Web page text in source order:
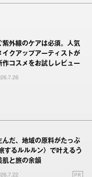
紫外線のケアは必須。人気
イクアップアーティストが
作コスメをお試しレビュー
んだ、地域の原料がたっぷ
するルルルン〉で叶えるう
肌と旅の余韻
PR